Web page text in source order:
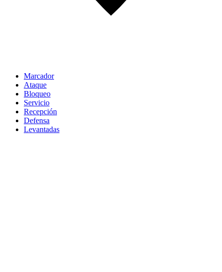
Marcador
Ataque
Bloqueo
Servicio
Recepción
Defensa
Levantadas